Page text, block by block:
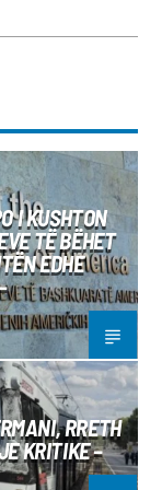
I KUSHTON
TË BËHET
EDHE
RRETH
KRITIKE –